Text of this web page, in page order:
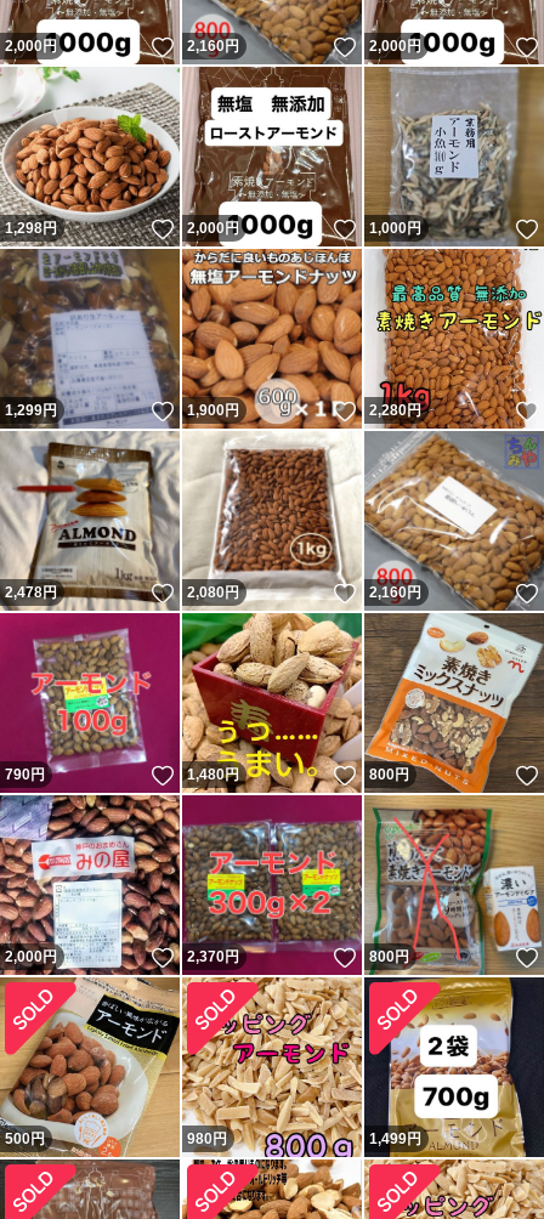
2,000 円 いいね！
2,160円 いいね！
2,000 円
1,298円 いいね！
2,000 円 いいね！
1,000円
1,299円 いいね！
1,900円 いいね！
2,280円
2,478円 いいね！
2,080円 いいね！
2,160 円
790円 いいね！
1,480円 いいね！
800円
2,000円 いいね！
2,370円 いいね！
800円
500円 980円 1,499円